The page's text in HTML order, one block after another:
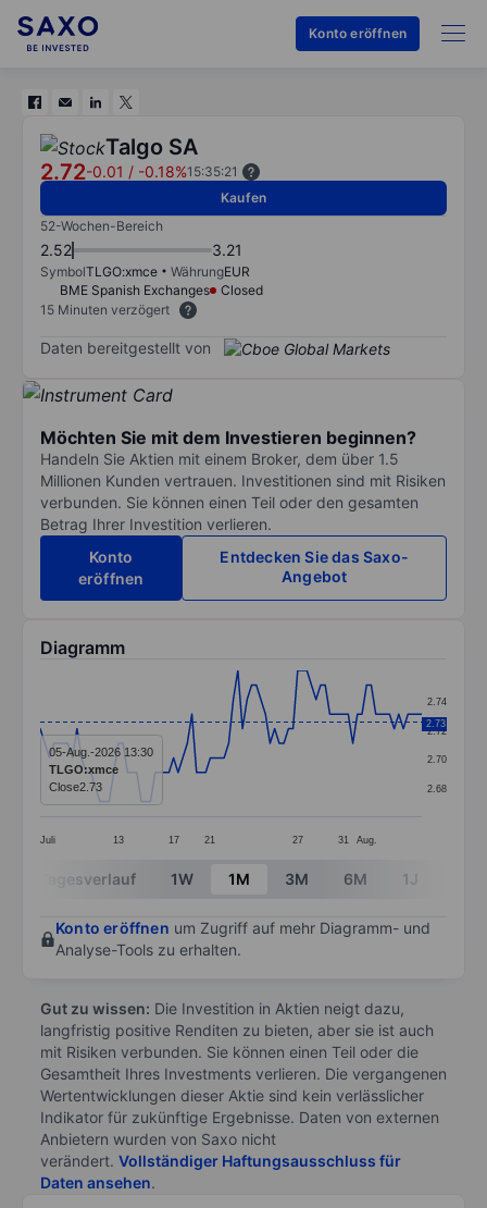
Konto eröffnen
Talgo SA
2.72-0.01 / -0.18%15:35:21
Kaufen
52-Wochen-Bereich
2.52 3.21
SymbolTLGO:xmce WährungEUR
BME Spanish Exchanges
Closed
15 Minuten verzögert
Daten bereitgestellt von
Möchten Sie mit dem Investieren beginnen?
Handeln Sie Aktien mit einem Broker, dem über 1.5
Millionen Kunden vertrauen. Investitionen sind mit Risiken
verbunden. Sie können einen Teil oder den gesamten
Betrag Ihrer Investition verlieren.
Konto
eröffnen
Entdecken Sie das Saxo-
Angebot
Diagramm
Line chart with 84 data points.
The chart has 1 X axis displaying categories.
The chart has 1 Y axis displaying values. Data
Juli 13 17 21 27 31 Aug.
2.68
2.70
2.72
2.74
2.73
05-Aug.-2026 13:30
TLGO:xmce
Close2.73
End of interactive chart.
Tagesverlauf 1W 1M 3M 6M 1J
Konto eröffnen um Zugriff auf mehr Diagramm- und
Analyse-Tools zu erhalten.
Gut zu wissen: Die Investition in Aktien neigt dazu,
langfristig positive Renditen zu bieten, aber sie ist auch
mit Risiken verbunden. Sie können einen Teil oder die
Gesamtheit Ihres Investments verlieren. Die vergangenen
Wertentwicklungen dieser Aktie sind kein verlässlicher
Indikator für zukünftige Ergebnisse. Daten von externen
Anbietern wurden von Saxo nicht
verändert. Vollständiger Haftungsausschluss für
Daten ansehen.